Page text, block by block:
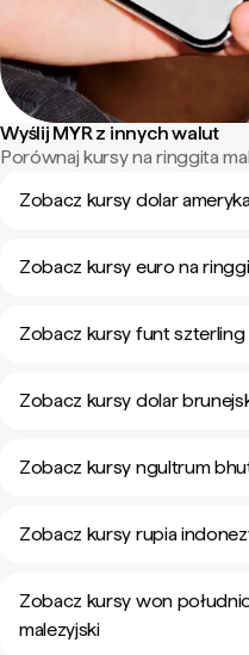
Wyślij MYR z innych walut
Porównaj kursy na ringgita
Zobacz kursy dolar
Zobacz kursy euro na
Zobacz kursy funt szterling
Zobacz kursy dolar
Zobacz kursy ngultrum
Zobacz kursy rupia
Zobacz kursy won
malezyjski